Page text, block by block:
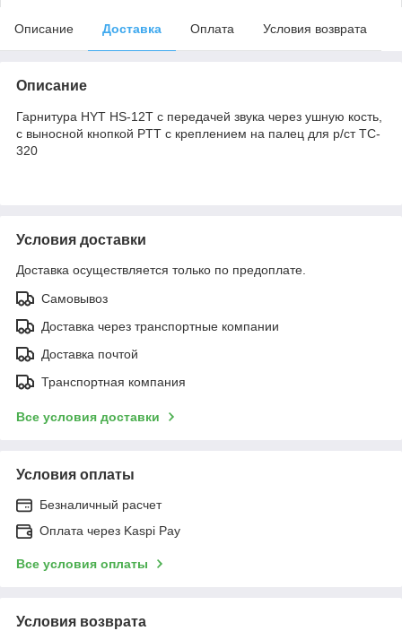
Описание Доставка Оплата Условия возврата
Описание
Гарнитура HYT HS-12T с передачей звука через ушную кость,
c выносной кнопкой PTT с креплением на палец для р/ст TC-
320
Условия доставки
Доставка осуществляется только по предоплате.
Самовывоз
Доставка через транспортные компании
Доставка почтой
Транспортная компания
Все условия доставки
Условия оплаты
Безналичный расчет
Оплата через Kaspi Pay
Все условия оплаты
Условия возврата